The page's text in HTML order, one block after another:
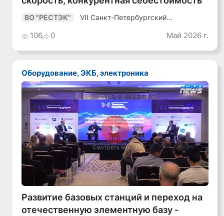
ВО "РЕСТЭК"
VII Санкт-Петербургский
106 0 Май 2026 г.
Оборудование, ЭКБ, электроника
Смотреть видео
Развитие базовых станций и переход на
отечественную элементную базу -